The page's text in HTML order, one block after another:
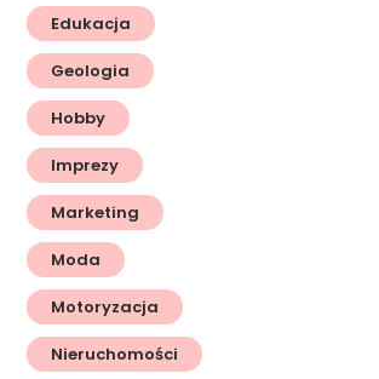
Edukacja
Geologia
Hobby
Imprezy
Marketing
Moda
Motoryzacja
Nieruchomości